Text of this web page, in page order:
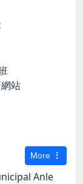
站
More
Anle